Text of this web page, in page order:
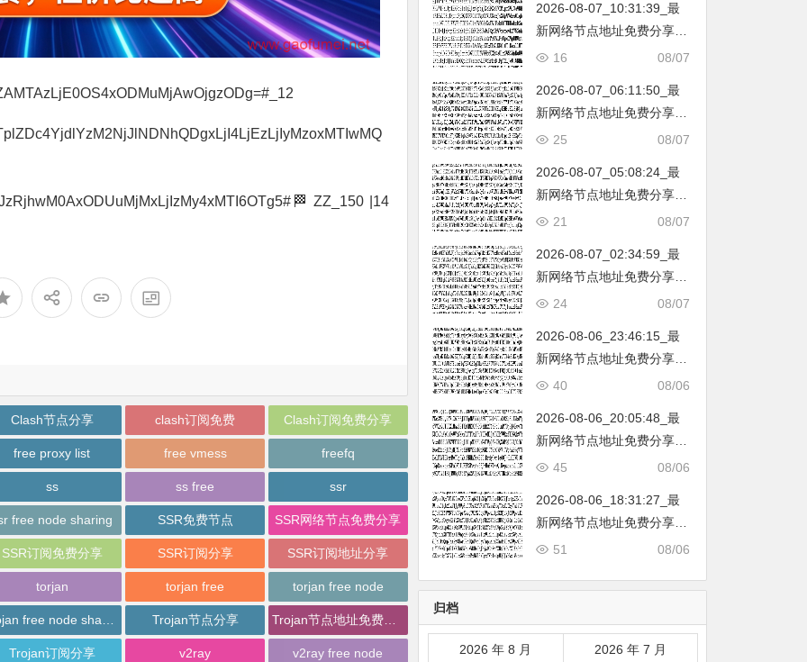
ZZ_150 |14
Clash节点分享 clash订阅免费 Clash订阅免费分享
free proxy list free vmess freefq
ss ss free ssr
free node sharing SSR免费节点 SSR网络节点免费分享
SSR订阅免费分享 SSR订阅分享 SSR订阅地址分享
torjan torjan free torjan free node
Trojan节点分享
Trojan订阅分享 v2ray v2ray free node
韩国|新加坡|台湾|马来西亚|
…
2026-08-07_10:31:39_最
新网络节点地址免费分享…
不定期更新…开放免费分享
韩国|新加坡|台湾|马来西亚|
…
08/07
16
2026-08-07_06:11:50_最
新网络节点地址免费分享…
不定期更新…开放免费分享
韩国|新加坡|台湾|马来西亚|
…
08/07
25
2026-08-07_05:08:24_最
新网络节点地址免费分享…
不定期更新…开放免费分享
韩国|新加坡|台湾|马来西亚|
…
08/07
21
2026-08-07_02:34:59_最
新网络节点地址免费分享…
不定期更新…开放免费分享
韩国|新加坡|台湾|马来西亚|
…
08/07
24
2026-08-06_23:46:15_最
新网络节点地址免费分享…
不定期更新…开放免费分享
韩国|新加坡|台湾|马来西亚|
…
08/06
40
2026-08-06_20:05:48_最
新网络节点地址免费分享…
不定期更新…开放免费分享
韩国|新加坡|台湾|马来西亚|
…
08/06
45
2026-08-06_18:31:27_最
新网络节点地址免费分享…
不定期更新…开放免费分享
韩国|新加坡|台湾|马来西亚|
08/06
51
归档
2026 年 8 月 2026 年 7 月